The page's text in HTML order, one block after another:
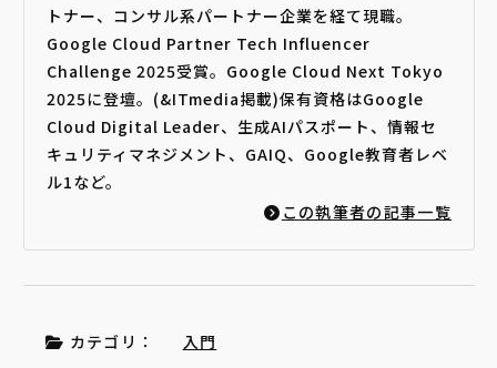
トナー、コンサル系パートナー企業を経て現職。
Google Cloud Partner Tech Influencer
Challenge 2025受賞。Google Cloud Next Tokyo
2025に登壇。(&ITmedia掲載)保有資格はGoogle
Cloud Digital Leader、生成AIパスポート、情報セ
キュリティマネジメント、GAIQ、Google教育者レベ
ル1など。
この執筆者の記事一覧
カテゴリ： 入門